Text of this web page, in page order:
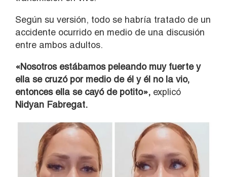
Según su versión, todo se habría tratado de un
accidente ocurrido en medio de una discusión
entre ambos adultos.
«Nosotros estábamos peleando muy fuerte y
ella se cruzó por medio de él y él no la vio,
entonces ella se cayó de potito», explicó
Nidyan Fabregat.